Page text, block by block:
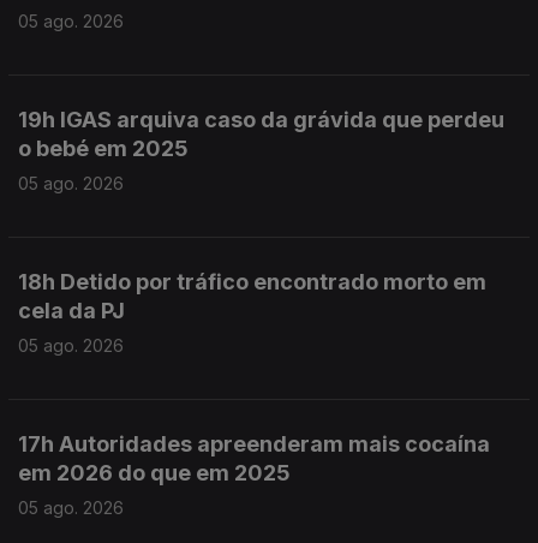
05 ago. 2026
19h IGAS arquiva caso da grávida que perdeu
o bebé em 2025
05 ago. 2026
18h Detido por tráfico encontrado morto em
cela da PJ
05 ago. 2026
17h Autoridades apreenderam mais cocaína
em 2026 do que em 2025
05 ago. 2026